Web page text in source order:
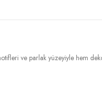
ve parlak yüzeyiyle hem